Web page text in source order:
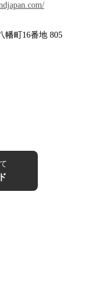
幡町16番地 805